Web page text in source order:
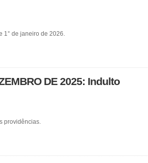
1° de janeiro de 2026.
DE 2025: Indulto
providências.